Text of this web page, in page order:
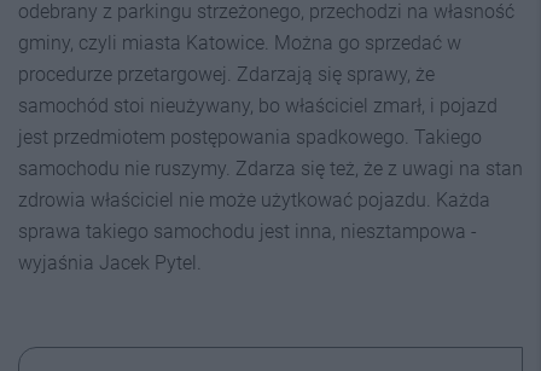
odebrany z parkingu strzeżonego, przechodzi na własność
gminy, czyli miasta Katowice. Można go sprzedać w
procedurze przetargowej. Zdarzają się sprawy, że
samochód stoi nieużywany, bo właściciel zmarł, i pojazd
jest przedmiotem postępowania spadkowego. Takiego
samochodu nie ruszymy. Zdarza się też, że z uwagi na stan
zdrowia właściciel nie może użytkować pojazdu. Każda
sprawa takiego samochodu jest inna, niesztampowa -
wyjaśnia Jacek Pytel.